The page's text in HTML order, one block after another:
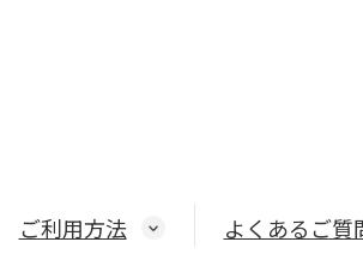
ご利用方法 よくあるご質